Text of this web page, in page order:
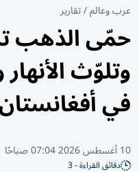
عرب وعالم/تقارير
حمّى الذهب
وتلوّث
في
10 أغسطس 2026 07:04 صباحًا
دقائق القراءة - 3